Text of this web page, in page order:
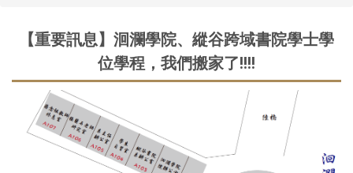
【重要訊息】洄瀾學院、縱谷跨域書院學士學
位學程，我們搬家了!!!!